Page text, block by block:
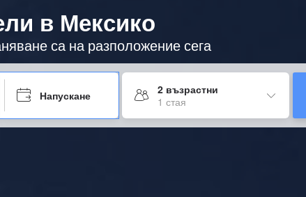
в Мексико
са на разположение сега
Напускане
2 възрастни
1 стая